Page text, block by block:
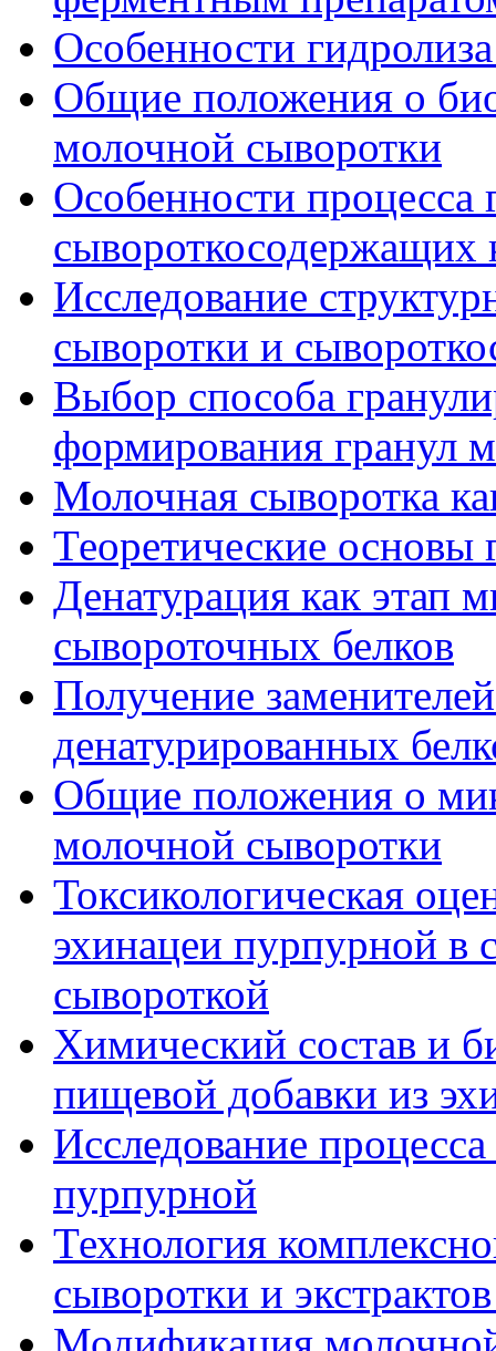
Особенности
Общие положения о
молочной сыворотки
Особенности процесса
сывороткосодержащих
Исследование
сыворотки и
Выбор способа
формирования гранул
Молочная сыворотка
Теоретические основы
Денатурация как этап
сывороточных белков
Получение
денатурированных
Общие положения о
молочной сыворотки
Токсикологическая
эхинацеи пурпурной в
сывороткой
Химический состав и
пищевой добавки из
Исследование
пурпурной
Технология
сыворотки и